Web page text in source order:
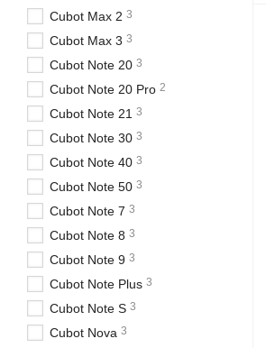
Cubot Max 2 3
Cubot Max 3 3
Cubot Note 20 3
Cubot Note 20 Pro 2
Cubot Note 21 3
Cubot Note 30 3
Cubot Note 40 3
Cubot Note 50 3
Cubot Note 7 3
Cubot Note 8 3
Cubot Note 9 3
Cubot Note Plus 3
Cubot Note S 3
Cubot Nova 3